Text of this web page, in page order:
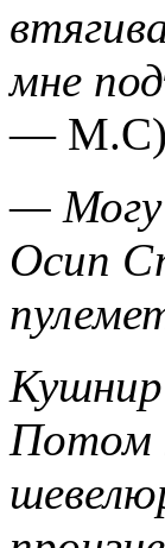
мне
—
— Могу
Осип
Потом